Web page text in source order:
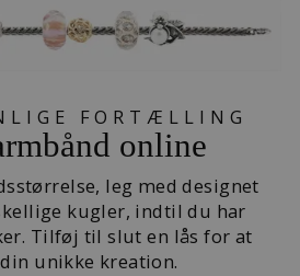
FORTÆLLING
online
leg med designet
kugler, indtil du har
Tilføj til slut en lås for at
unikke kreation.